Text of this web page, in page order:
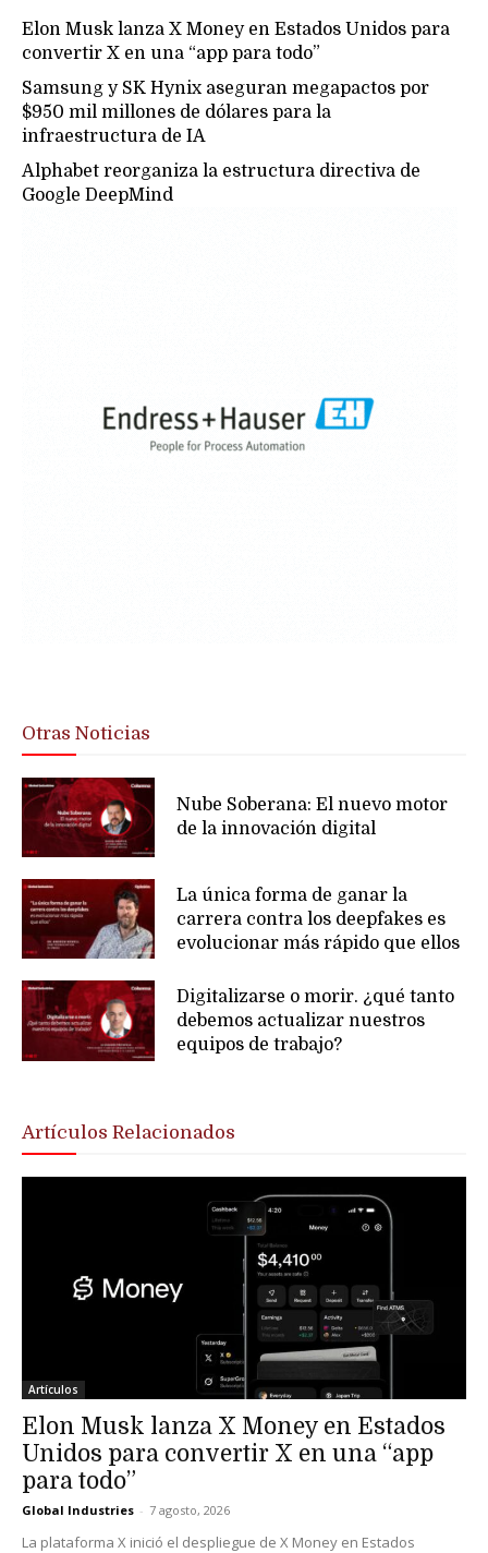
Elon Musk lanza X Money en Estados Unidos para
convertir X en una “app para todo”
Samsung y SK Hynix aseguran megapactos por
$950 mil millones de dólares para la
infraestructura de IA
Alphabet reorganiza la estructura directiva de
Google DeepMind
Otras Noticias
Nube Soberana: El nuevo motor
de la innovación digital
La única forma de ganar la
carrera contra los deepfakes es
evolucionar más rápido que ellos
Digitalizarse o morir. ¿qué tanto
debemos actualizar nuestros
equipos de trabajo?
Artículos Relacionados
Artículos
Elon Musk lanza X Money en Estados
Unidos para convertir X en una “app
para todo”
Global Industries - 7 agosto, 2026
La plataforma X inició el despliegue de X Money en Estados